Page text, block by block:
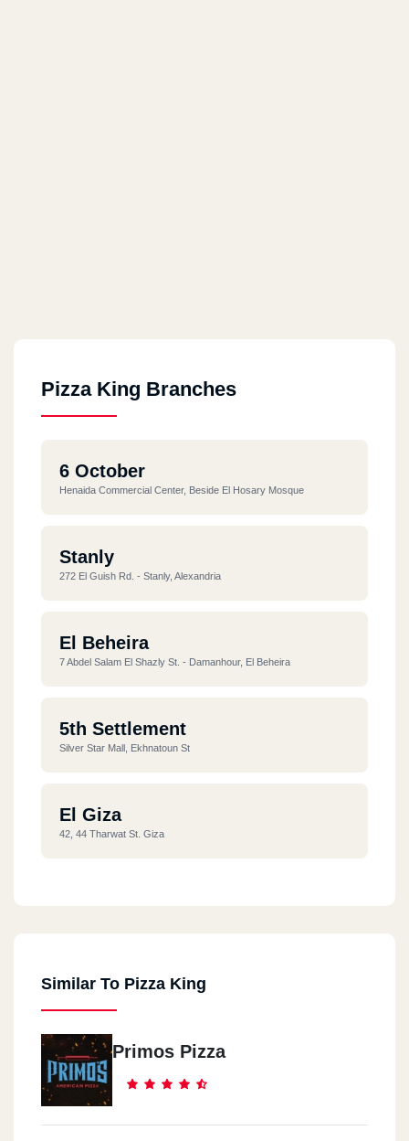
Pizza King Branches
6 October
Henaida Commercial Center, Beside El Hosary Mosque
Stanly
272 El Guish Rd. - Stanly, Alexandria
El Beheira
7 Abdel Salam El Shazly St. - Damanhour, El Beheira
5th Settlement
Silver Star Mall, Ekhnatoun St
El Giza
42, 44 Tharwat St. Giza
El Abbassia
Hurghada
Sheraton Rd. Abou El Abbas Division - Sekala, Hurghada
Similar To Pizza King
Primos Pizza